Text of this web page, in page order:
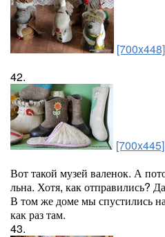
[700x448]
42.
[700x445]
Вот такой музей валенок. А
льна. Хотя, как отправились?
В том же доме мы спустились
как раз там.
43.